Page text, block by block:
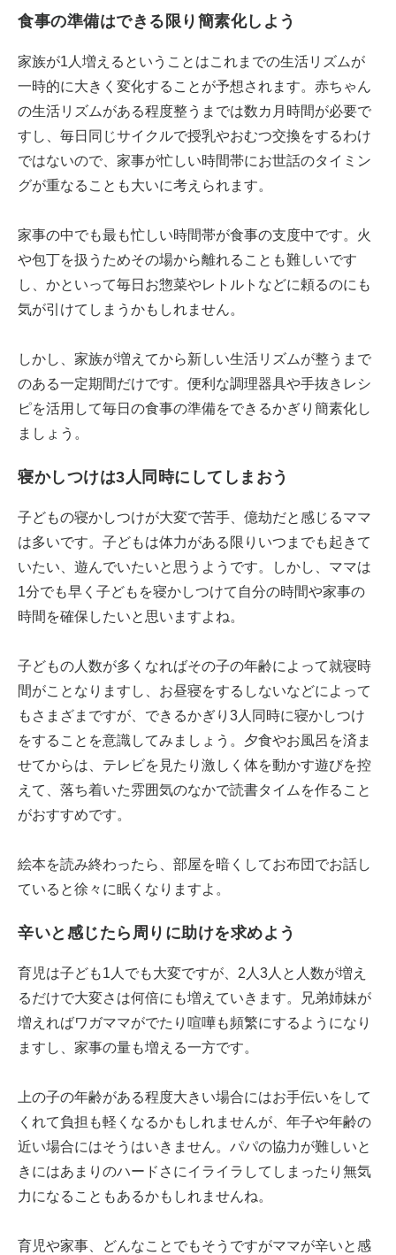
食事の準備はできる限り簡素化しよう
家族が1人増えるということはこれまでの生活リズムが
一時的に大きく変化することが予想されます。赤ちゃん
の生活リズムがある程度整うまでは数カ月時間が必要で
すし、毎日同じサイクルで授乳やおむつ交換をするわけ
ではないので、家事が忙しい時間帯にお世話のタイミン
グが重なることも大いに考えられます。
家事の中でも最も忙しい時間帯が食事の支度中です。火
や包丁を扱うためその場から離れることも難しいです
し、かといって毎日お惣菜やレトルトなどに頼るのにも
気が引けてしまうかもしれません。
しかし、家族が増えてから新しい生活リズムが整うまで
のある一定期間だけです。便利な調理器具や手抜きレシ
ピを活用して毎日の食事の準備をできるかぎり簡素化し
ましょう。
寝かしつけは3人同時にしてしまおう
子どもの寝かしつけが大変で苦手、億劫だと感じるママ
は多いです。子どもは体力がある限りいつまでも起きて
いたい、遊んでいたいと思うようです。しかし、ママは
1分でも早く子どもを寝かしつけて自分の時間や家事の
時間を確保したいと思いますよね。
子どもの人数が多くなればその子の年齢によって就寝時
間がことなりますし、お昼寝をするしないなどによって
もさまざまですが、できるかぎり3人同時に寝かしつけ
をすることを意識してみましょう。夕食やお風呂を済ま
せてからは、テレビを見たり激しく体を動かす遊びを控
えて、落ち着いた雰囲気のなかで読書タイムを作ること
がおすすめです。
絵本を読み終わったら、部屋を暗くしてお布団でお話し
ていると徐々に眠くなりますよ。
辛いと感じたら周りに助けを求めよう
育児は子ども1人でも大変ですが、2人3人と人数が増え
るだけで大変さは何倍にも増えていきます。兄弟姉妹が
増えればワガママがでたり喧嘩も頻繁にするようになり
ますし、家事の量も増える一方です。
上の子の年齢がある程度大きい場合にはお手伝いをして
くれて負担も軽くなるかもしれませんが、年子や年齢の
近い場合にはそうはいきません。パパの協力が難しいと
きにはあまりのハードさにイライラしてしまったり無気
力になることもあるかもしれませんね。
育児や家事、どんなことでもそうですがママが辛いと感